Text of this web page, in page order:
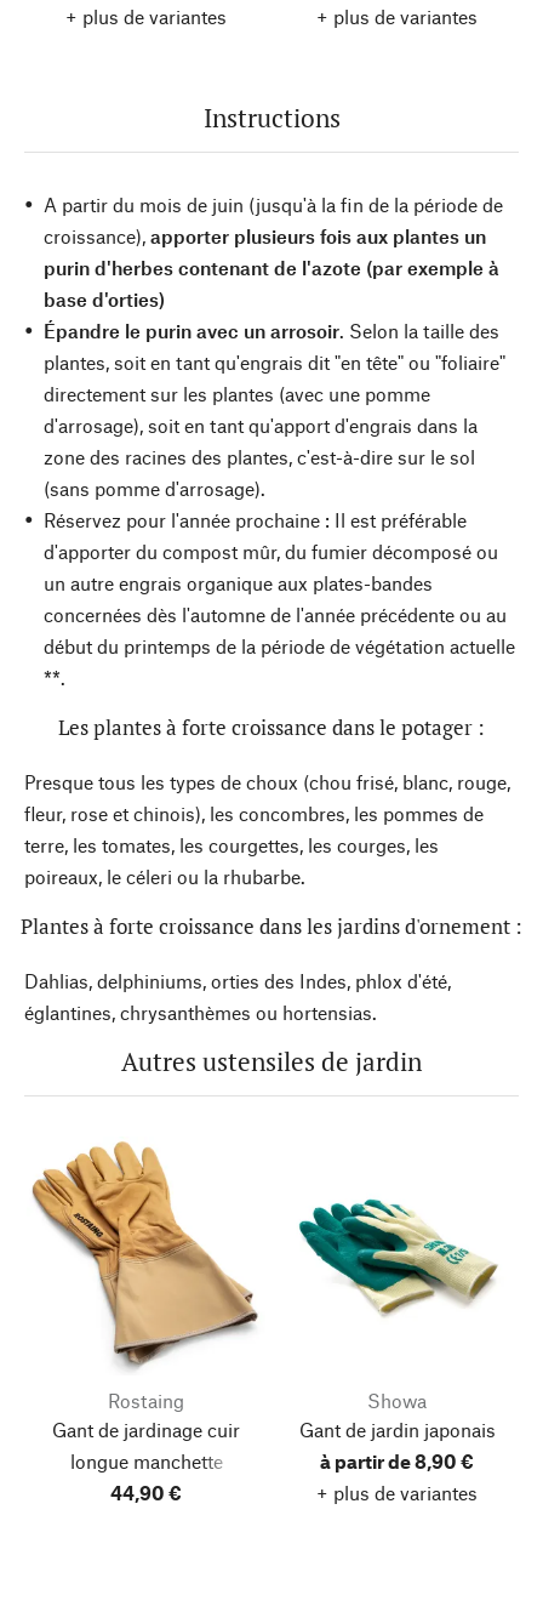
+ plus de variantes
+ plus de variantes
Instructions
A partir du mois de juin (jusqu'à la fin de la période de
croissance), apporter plusieurs fois aux plantes un
purin d'herbes contenant de l'azote (par exemple à
base d'orties)
Épandre le purin avec un arrosoir. Selon la taille des
plantes, soit en tant qu'engrais dit "en tête" ou "foliaire"
directement sur les plantes (avec une pomme
d'arrosage), soit en tant qu'apport d'engrais dans la
zone des racines des plantes, c'est-à-dire sur le sol
(sans pomme d'arrosage).
Réservez pour l'année prochaine : Il est préférable
d'apporter du compost mûr, du fumier décomposé ou
un autre engrais organique aux plates-bandes
concernées dès l'automne de l'année précédente ou au
début du printemps de la période de végétation actuelle
**.
Les plantes à forte croissance dans le potager :
Presque tous les types de choux (chou frisé, blanc, rouge,
fleur, rose et chinois), les concombres, les pommes de
terre, les tomates, les courgettes, les courges, les
poireaux, le céleri ou la rhubarbe.
Plantes à forte croissance dans les jardins d'ornement :
Dahlias, delphiniums, orties des Indes, phlox d'été,
églantines, chrysanthèmes ou hortensias.
Autres ustensiles de jardin
Rostaing
Gant de jardinage cuir
longue manchette
44,90 €
Showa
Gant de jardin japonais
à partir de 8,90 €
+ plus de variantes